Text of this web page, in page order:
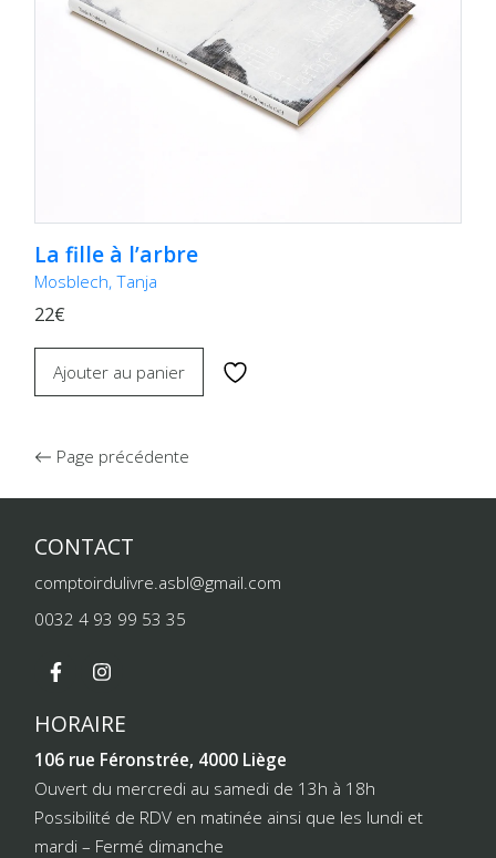
La fille à l’arbre
Mosblech, Tanja
22€
Ajouter au panier
Page précédente
CONTACT
comptoirdulivre.asbl@gmail.com
0032 4 93 99 53 35
HORAIRE
106 rue Féronstrée, 4000 Liège
Ouvert du mercredi au samedi de 13h à 18h
Possibilité de RDV en matinée ainsi que les lundi et
mardi – Fermé dimanche